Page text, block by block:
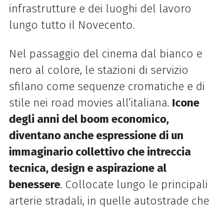
infrastrutture e dei luoghi del lavoro
lungo tutto il Novecento.
Nel passaggio del cinema dal bianco e
nero al colore, le stazioni di servizio
sfilano come sequenze cromatiche e di
stile nei road movies all’italiana. Icone
degli anni del boom economico,
diventano anche espressione di un
immaginario collettivo che intreccia
tecnica, design e aspirazione al
benessere. Collocate lungo le principali
arterie stradali, in quelle autostrade che